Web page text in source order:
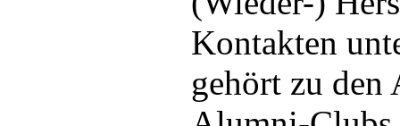
Kontakten
gehört zu den